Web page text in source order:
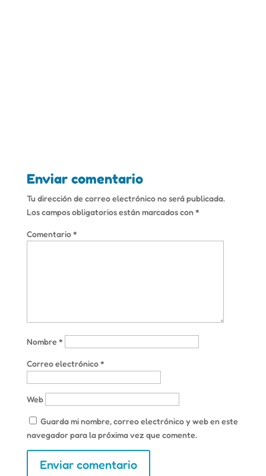
Enviar comentario
Tu dirección de correo electrónico no será publicada.
Los campos obligatorios están marcados con*
Comentario*
Nombre *
Correo electrónico*
Web
Guarda mi nombre, correo electrónico y web en este
navegador para la próxima vez que comente.